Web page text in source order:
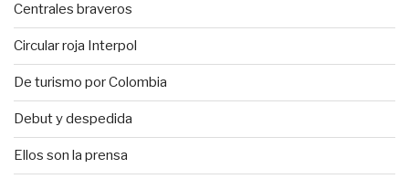
Centrales braveros
Circular roja Interpol
De turismo por Colombia
Debut y despedida
Ellos son la prensa